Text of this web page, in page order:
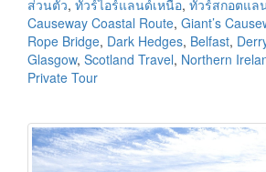
ส่วนตัว, ทัวร์ไอร์แลนด์เหนือ, ทัวร์สกอตแล
Causeway Coastal Route, Giant’s
Rope Bridge, Dark Hedges, Belfast,
Glasgow, Scotland Travel, Northern
Private Tour